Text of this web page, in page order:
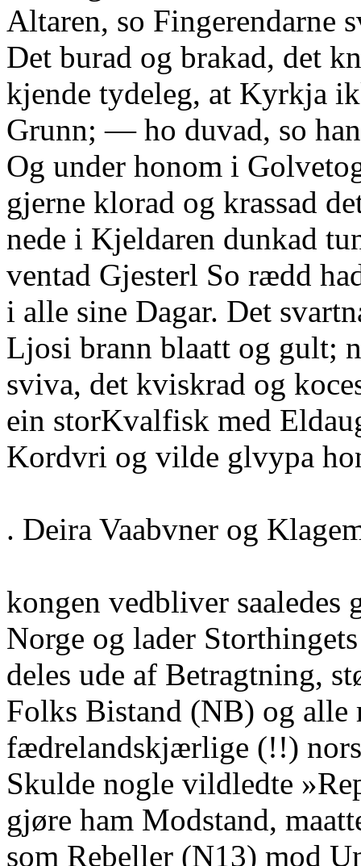
Altaren, so Fingerendarne
Det burad og brakad, det
kjende tydeleg, at Kyrkja
Grunn; — ho duvad, so
Og under honom i
gjerne klorad og krassad
nede i Kjeldaren dunkad
ventad Gjesterl So rædd
i alle sine Dagar. Det
Ljosi brann blaatt og gult;
sviva, det kviskrad og
ein storKvalfisk med
Kordvri og vilde glvypa
. Deira Vaabvner og
kongen vedbliver saaledes
Norge og lader
deles ude af Betragtning,
Folks Bistand (NB) og alle
fædrelandskjærlige (!!)
Skulde nogle vildledte
gjøre ham Modstand,
som Rebeller (N13) mod